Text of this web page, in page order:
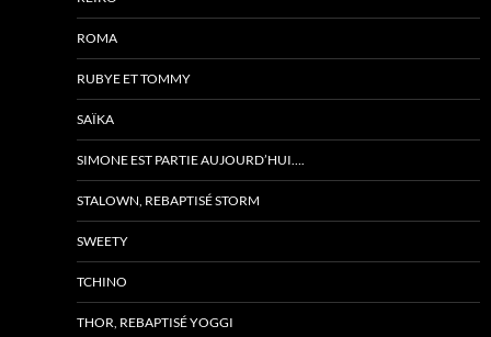
ROMA
RUBYE ET TOMMY
SAÏKA
SIMONE EST PARTIE AUJOURD’HUI….
STALOWN, REBAPTISÉ STORM
SWEETY
TCHINO
THOR, REBAPTISÉ YOGGI